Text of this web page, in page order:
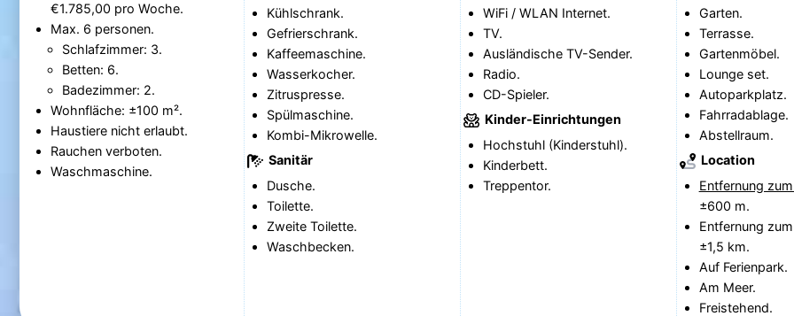
€1.785,00 pro Woche.
Max. 6 personen.
Schlafzimmer: 3.
Betten: 6.
Badezimmer: 2.
Wohnfläche: ±100 m².
Haustiere nicht erlaubt.
Rauchen verboten.
Waschmaschine.
Kühlschrank.
Gefrierschrank.
Kaffeemaschine.
Wasserkocher.
Zitruspresse.
Spülmaschine.
Kombi-Mikrowelle.
Sanitär
Dusche.
Toilette.
Zweite Toilette.
Waschbecken.
WiFi / WLAN Internet.
TV.
Ausländische TV-Sender.
Radio.
CD-Spieler.
Kinder-Einrichtungen
Hochstuhl (Kinderstuhl).
Kinderbett.
Treppentor.
Garten.
Terrasse.
Gartenmöbel.
Lounge set.
Autoparkplatz.
Fahrradablage.
Abstellraum.
Location
Entfernung
±600 m.
Entfernung
±1,5 km.
Auf Ferienpark.
Am Meer.
Freistehend.